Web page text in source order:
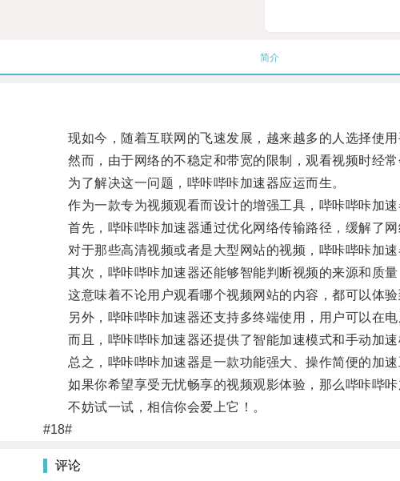
简介
现如今，随着互联网的飞速发展，越来越多的人选择使用
然而，由于网络的不稳定和带宽的限制，观看视频时经常
为了解决这一问题，哔咔哔咔加速器应运而生。
作为一款专为视频观看而设计的增强工具，哔咔哔咔加速
首先，哔咔哔咔加速器通过优化网络传输路径，缓解了网
对于那些高清视频或者是大型网站的视频，哔咔哔咔加速
其次，哔咔哔咔加速器还能够智能判断视频的来源和质量
这意味着不论用户观看哪个视频网站的内容，都可以体验
另外，哔咔哔咔加速器还支持多终端使用，用户可以在电
而且，哔咔哔咔加速器还提供了智能加速模式和手动加速
总之，哔咔哔咔加速器是一款功能强大、操作简便的加速
如果你希望享受无忧畅享的视频观影体验，那么哔咔哔咔
不妨试一试，相信你会爱上它！。
#18#
评论